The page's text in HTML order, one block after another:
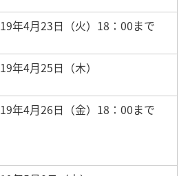
年4月23日（火）18：00まで
年4月25日（木）
年4月26日（金）18：00まで